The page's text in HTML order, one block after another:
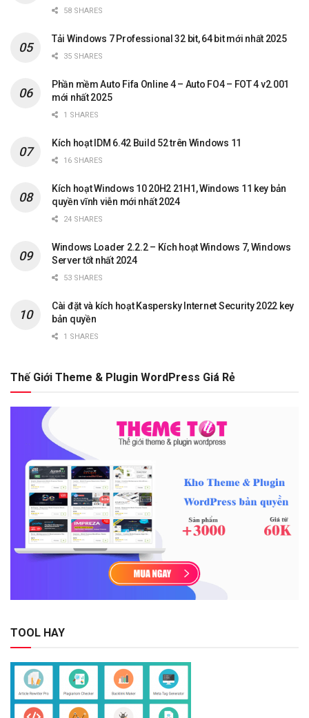
58 SHARES
Tải Windows 7 Professional 32 bit, 64 bit mới nhất 2025
35 SHARES
Phần mềm Auto Fifa Online 4 – Auto FO4 – FOT 4 v2.001
mới nhất 2025
1 SHARES
Kích hoạt IDM 6.42 Build 52 trên Windows 11
16 SHARES
Kích hoạt Windows 10 20H2 21H1, Windows 11 key bản
quyền vĩnh viễn mới nhất 2024
24 SHARES
Windows Loader 2.2.2 – Kích hoạt Windows 7, Windows
Server tốt nhất 2024
53 SHARES
Cài đặt và kích hoạt Kaspersky Internet Security 2022 key
bản quyền
1 SHARES
Thế Giới Theme & Plugin WordPress Giá Rẻ
TOOL HAY